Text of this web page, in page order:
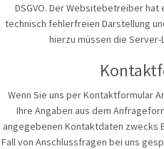
DSGVO. Der Websitebetreiber
technisch fehlerfreien Darstellung
hierzu müssen die
Wenn Sie uns per Kontaktformular
Ihre Angaben aus dem
angegebenen Kontaktdaten zwecks
Fall von Anschlussfragen bei uns